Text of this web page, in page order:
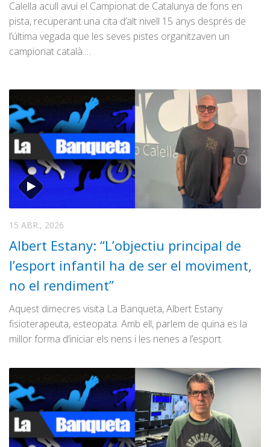
Calella acull avui el Campionat de Catalunya de fons en
pista, recuperant una cita d’alt nivell 15 anys després de
l’última vegada que les seves pistes organitzaven un
campionat català.…
15 ABR., 2026
Albert Estany: “L’objectiu principal de
l’esport infantil ha de ser el moviment,
no el rendiment”
Aquest dimecres visita La Banqueta, Albert Estany
fisioterapeuta, esteopata. Amb ell, parlem de quina es la
millor forma d’iniciar els nens i les nenes a l’esport.